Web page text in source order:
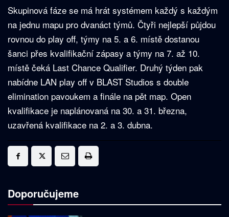
Skupinová fáze se má hrát systémem každý s každým
na jednu mapu pro dvanáct týmů. Čtyři nejlepší půjdou
rovnou do play off, týmy na 5. a 6. místě dostanou
šanci přes kvalifikační zápasy a týmy na 7. až 10.
místě čeká Last Chance Qualifier. Druhý týden pak
nabídne LAN play off v BLAST Studios s double
elimination pavoukem a finále na pět map. Open
kvalifikace je naplánovaná na 30. a 31. března,
uzavřená kvalifikace na 2. a 3. dubna.
Doporučujeme